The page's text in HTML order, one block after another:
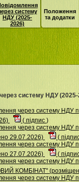
систему
НДУ (2025-
2026)
Положення
та додатки
систему НДУ
через систему
( підпис )
через систему
29.07.2026)
(
через систему НДУ
27.07.2026)
(
через систему
КОМБІНАТ"
через систему НДУ